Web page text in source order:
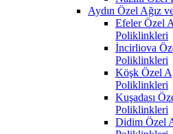
Aydın Özel Ağız
Efeler Özel
Poliklinkleri
İncirliova
Poliklinkleri
Köşk Özel
Poliklinkleri
Kuşadası
Poliklinkleri
Didim Özel